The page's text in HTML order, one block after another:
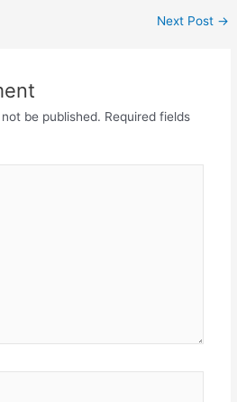
Next Post →
be published. Required fields